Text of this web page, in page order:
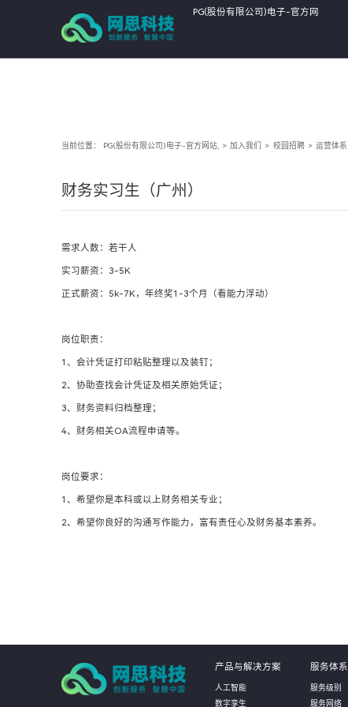
PG(股份有限公司)电子-官方网
当前位置： PG(股份有限公司)电子-官方网站, > 加入我们 > 校园招聘 > 运营体系
财务实习生（广州）
需求人数：若干人
实习薪资：3-5K
正式薪资：5k-7K，年终奖1-3个月（看能力浮动）
岗位职责：
1、会计凭证打印粘贴整理以及装钉；
2、协助查找会计凭证及相关原始凭证；
3、财务资料归档整理；
4、财务相关OA流程申请等。
岗位要求：
1、希望你是本科或以上财务相关专业；
2、希望你良好的沟通写作能力，富有责任心及财务基本素养。
产品与解决方案
人工智能
数字孪生
服务体系
服务级别
服务网络